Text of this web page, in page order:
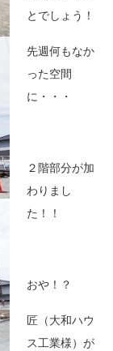
とでしょう！
先週何もなか
った空間
に・・・
２階部分が加
わりまし
た！！
おや！？
匠（大和ハウ
ス工業様）が